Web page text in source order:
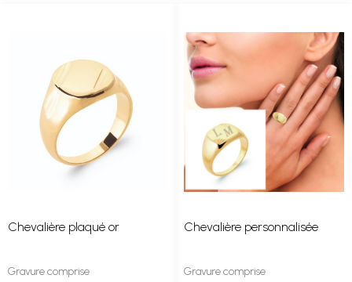
Chevalière plaqué or
Gravure comprise
Chevalière personnalisée
Gravure comprise